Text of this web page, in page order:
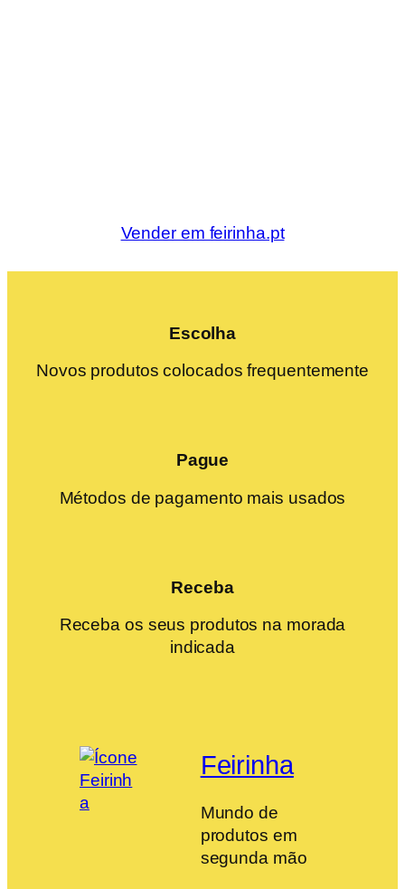
Vender em feirinha.pt
Escolha
Novos produtos colocados frequentemente
Pague
Métodos de pagamento mais usados
Receba
Receba os seus produtos na morada
indicada
Feirinha
Mundo de
produtos em
segunda mão